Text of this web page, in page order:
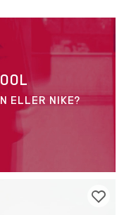
ELLER NIKE?